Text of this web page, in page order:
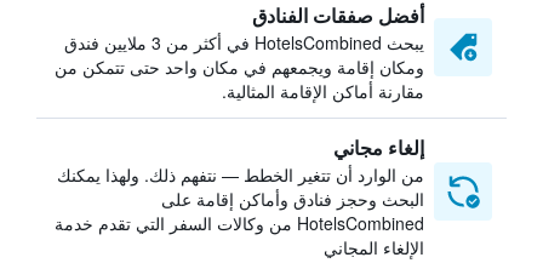
أفضل صفقات الفنادق
يبحث HotelsCombined في أكثر من 3 ملايين فندق
ومكان إقامة ويجمعهم في مكان واحد حتى تتمكن من
مقارنة أماكن الإقامة المثالية.
إلغاء مجاني
من الوارد أن تتغير الخطط — نتفهم ذلك. ولهذا يمكنك
البحث وحجز فنادق وأماكن إقامة على
HotelsCombined من وكالات السفر التي تقدم خدمة
الإلغاء المجاني